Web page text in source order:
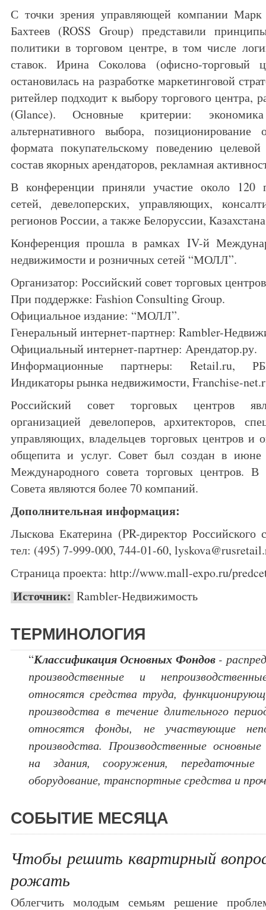
С точки зрения управляющей компании
Бахтеев (ROSS Group) представили
политики в торговом центре, в том числе
ставок. Ирина Соколова (офисно-торговый
остановилась на разработке маркетинговой
ритейлер подходит к выбору торгового центра,
(Glance). Основные критерии:
альтернативного выбора, позиционирование
формата покупательскому поведению
состав якорных арендаторов, рекламная
В конференции приняли участие около 120
сетей, девелоперских, управляющих,
регионов России, а также Белоруссии,
Конференция прошла в рамках IV-й
недвижимости и розничных сетей “МОЛЛ”.
Организатор: Российский совет торговых
При поддержке: Fashion Consulting Group.
Официальное издание: “МОЛЛ”.
Генеральный интернет-партнер: Rambler-
Официальный интернет-партнер: Арендатор.ру.
Информационные партнеры: Retail.ru,
Индикаторы рынка недвижимости, Franchise-
Российский совет торговых центров
организацией девелоперов, архитекторов,
управляющих, владельцев торговых центров и
общепита и услуг. Совет был создан в июне
Международного совета торговых центров.
Совета являются более 70 компаний.
Дополнительная информация:
Лыскова Екатерина (PR-директор Российского
тел: (495) 7-999-000, 744-01-60,
Страница проекта: http://www.mall-expo.ru/
Источник: Rambler-Недвижимость
ТЕРМИНОЛОГИЯ
“Классификация Основных Фондов-
производственные и
относятся средства труда,
производства в течение длительного
относятся фонды, не участвующие
производства. Производственные
на здания, сооружения,
оборудование, транспортные средства и
СОБЫТИЕ МЕСЯЦА
Чтобы решить квартирный
рожать
Облегчить молодым семьям решение